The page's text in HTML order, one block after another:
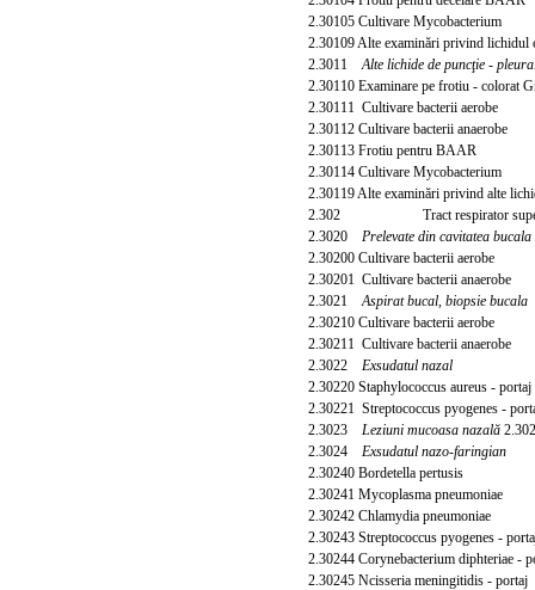
2.30105 Cultivare Mycobacterium
2.30109 Alte examinări privind lichidul
2.3011 Alte lichide de puncţie -
2.30110 Examinare pe frotiu - colorat
2.30111 Cultivare bacterii aerobe
2.30112 Cultivare bacterii anaerobe
2.30113 Frotiu pentru BAAR
2.30114 Cultivare Mycobacterium
2.30119 Alte examinări privind alte
2.302 Tract respirator
2.3020 Prelevate din cavitatea bucala
2.30200 Cultivare bacterii aerobe
2.30201 Cultivare bacterii anaerobe
2.3021 Aspirat bucal, biopsie bucala
2.30210 Cultivare bacterii aerobe
2.30211 Cultivare bacterii anaerobe
2.3022 Exsudatul nazal
2.30220 Staphylococcus aureus - portaj
2.30221 Streptococcus pyogenes -
2.3023 Leziuni mucoasa nazală
2.3024 Exsudatul nazo-faringian
2.30240 Bordetella pertusis
2.30241 Mycoplasma pneumoniae
2.30242 Chlamydia pneumoniae
2.30243 Streptococcus pyogenes -
2.30244 Corynebacterium diphteriae -
2.30245 Ncisseria meningitidis - portaj